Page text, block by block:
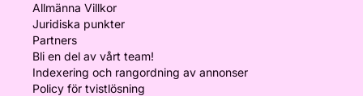
Allmänna Villkor
Juridiska punkter
Partners
Bli en del av vårt team!
Indexering och rangordning av annonser
Policy för tvistlösning